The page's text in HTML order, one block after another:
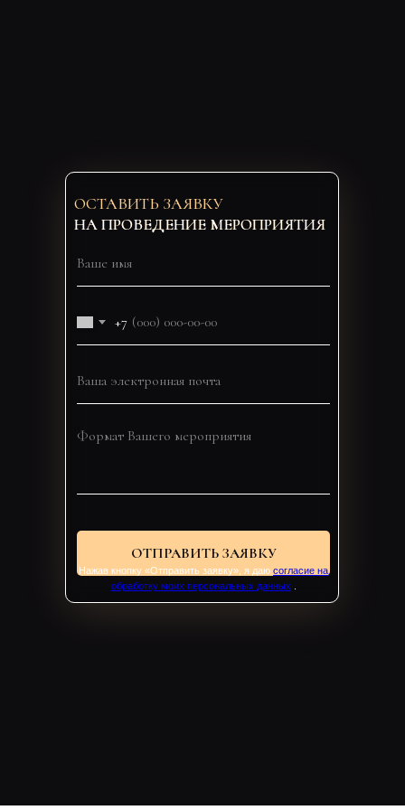
+7
ОТПРАВИТЬ ЗАЯВКУ
ОСТАВИТЬ ЗАЯВКУ
НА ПРОВЕДЕНИЕ МЕРОПРИЯТИЯ
Нажав кнопку «Отправить заявку», я даю согласие на
обработку моих персональных данных